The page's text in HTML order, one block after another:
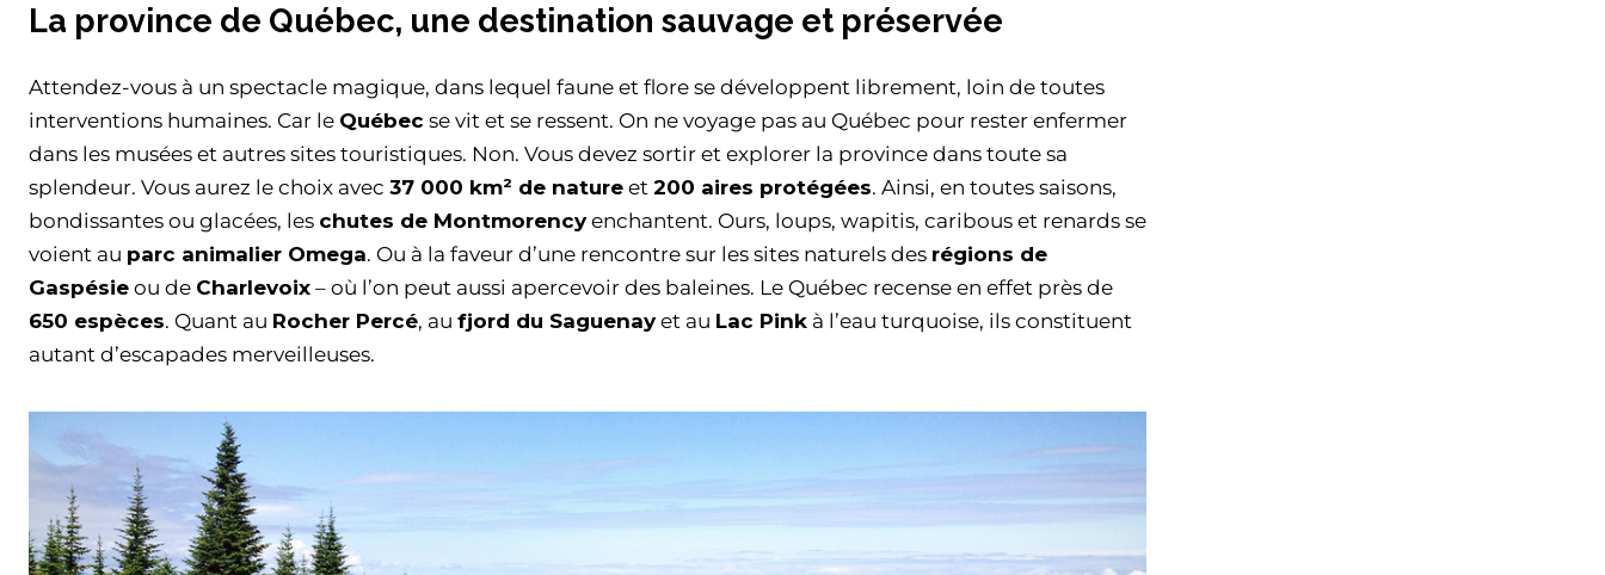
La province de Québec, une destination sauvage et préservée
Attendez-vous à un spectacle magique, dans lequel faune et flore se développent librement, loin de toutes
interventions humaines. Car le Québec se vit et se ressent. On ne voyage pas au Québec pour rester enfermer
dans les musées et autres sites touristiques. Non. Vous devez sortir et explorer la province dans toute sa
splendeur. Vous aurez le choix avec 37 000 km² de nature et 200 aires protégées. Ainsi, en toutes saisons,
bondissantes ou glacées, les chutes de Montmorencyenchantent. Ours, loups, wapitis, caribous et renards se
voient au parc animalier Omega. Ou à la faveur d’une rencontre sur les sites naturels des régions de
Gaspésie ou de Charlevoix – où l’on peut aussi apercevoir des baleines. Le Québec recense en effet près de
650 espèces. Quant au Rocher Percé, au fjord du Saguenayet au Lac Pink à l’eau turquoise, ils constituent
autant d’escapades merveilleuses.